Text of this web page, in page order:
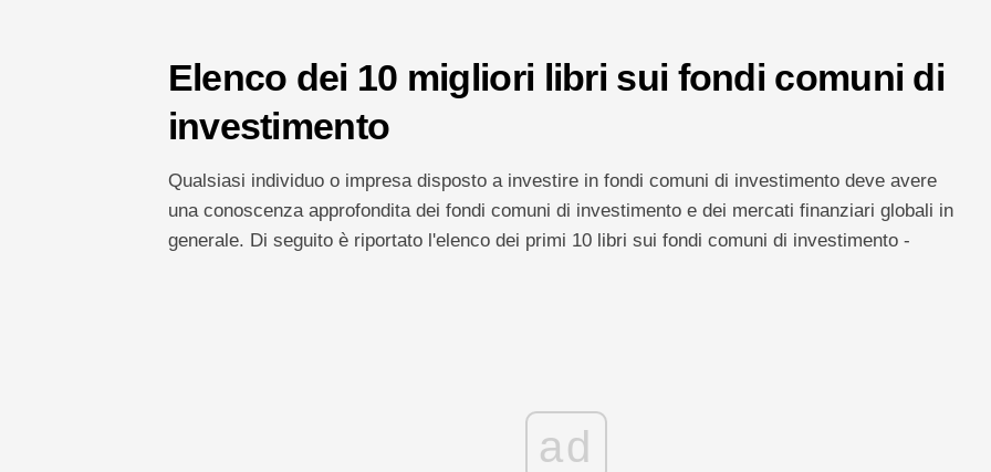
Elenco dei 10 migliori libri sui fondi comuni di
investimento
Qualsiasi individuo o impresa disposto a investire in fondi comuni di investimento deve avere
una conoscenza approfondita dei fondi comuni di investimento e dei mercati finanziari globali in
generale. Di seguito è riportato l'elenco dei primi 10 libri sui fondi comuni di investimento -
ad